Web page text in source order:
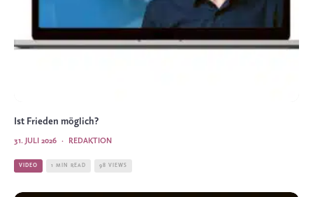
Ist Frieden möglich?
REDAKTION
·
31. JULI 2026
VIDEO 1 MIN READ 98 VIEWS